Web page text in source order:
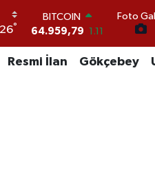
26°
64.959,79
1.11
DOLAR
47,7436 0.18
EURO
Foto
Resmi İlan Gökçebey